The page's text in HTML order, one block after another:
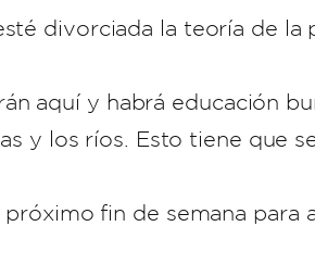
divorciada la teoría de la
aquí y habrá educación
y los ríos. Esto tiene que
fin de semana para